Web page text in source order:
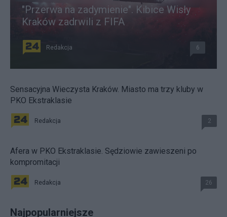
"Przerwa na zadymienie". Kibice Wisły
Kraków zadrwili z FIFA
Redakcja 6
Sensacyjna Wieczysta Kraków. Miasto ma trzy kluby w
PKO Ekstraklasie
Redakcja 2
Afera w PKO Ekstraklasie. Sędziowie zawieszeni po
kompromitacji
Redakcja 26
Najpopularniejsze